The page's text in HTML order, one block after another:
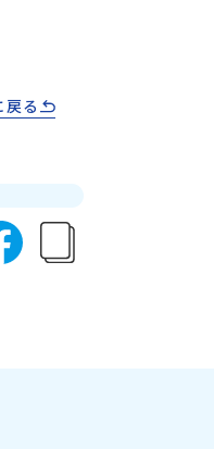
・催行中止について天候な
その他、よくあるご質問
ラットフォーム＞「意志
をつくる」というビジョ
ます。当選確認フォーム
ご連絡をお願いします。※
お受け取りいただけませ
のメールを受信できるよう
個別のお問合せにはお答
る